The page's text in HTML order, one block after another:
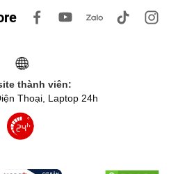
thành viên:
Thoại, Laptop 24h